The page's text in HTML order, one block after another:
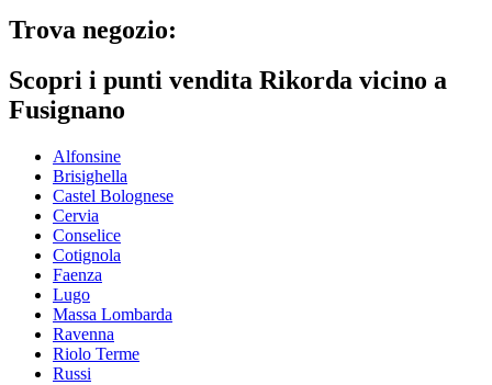
Trova negozio:
Scopri i punti vendita Rikorda vicino a
Fusignano
Alfonsine
Brisighella
Castel Bolognese
Cervia
Conselice
Cotignola
Faenza
Lugo
Massa Lombarda
Ravenna
Riolo Terme
Russi